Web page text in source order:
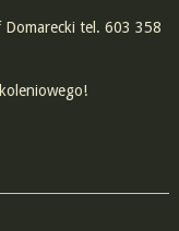
tel. 603 358